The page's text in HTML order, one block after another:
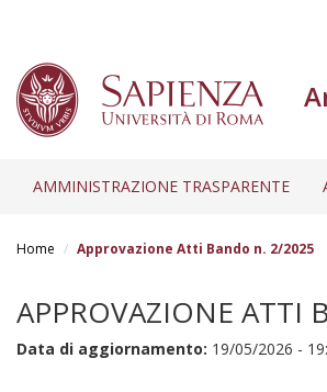
AMMINISTRAZIONE TRASPARENTE
Home Approvazione Atti Bando n. 2/2025
APPROVAZIONE ATTI
Data di aggiornamento: 19/05/2026 -